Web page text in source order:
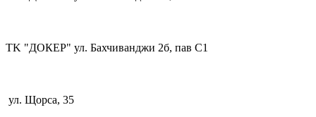
TK "ДОКЕР" ул. Бахчиванджи 2б, пав С1
ул. Щорса, 35